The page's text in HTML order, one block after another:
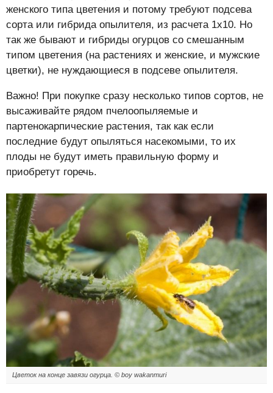
женского типа цветения и потому требуют подсева
сорта или гибрида опылителя, из расчета 1х10. Но
так же бывают и гибриды огурцов со смешанным
типом цветения (на растениях и женские, и мужские
цветки), не нуждающиеся в подсеве опылителя.
Важно! При покупке сразу несколько типов сортов, не
высаживайте рядом пчелоопыляемые и
партенокарпические растения, так как если
последние будут опыляться насекомыми, то их
плоды не будут иметь правильную форму и
приобретут горечь.
Цветок на конце завязи огурца. © boy wakanmuri